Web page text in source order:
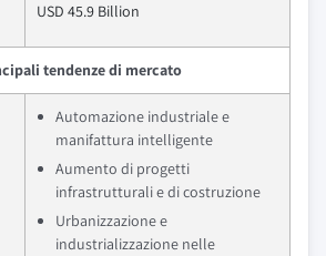
USD 45.9 Billion
tendenze di mercato
Automazione industriale e
manifattura intelligente
Aumento di progetti
infrastrutturali e di costruzione
Urbanizzazione e
industrializzazione nelle